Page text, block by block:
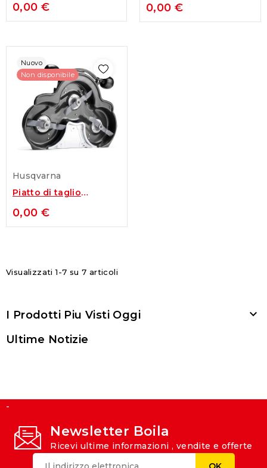
0,00 € 0,00 €
Nuovo
Non disponibile
Husqvarna
Piatto di taglio
0,00 €
Visualizzati 1-7 su 7 articoli
I Prodotti Piu Visti Oggi 
Ultime Notizie
-
Newsletter Boila
Ricevi ultime informazioni , vendite e offerte